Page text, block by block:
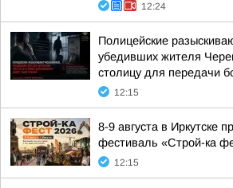
12:24
Полицейские
убедивших жителя
столицу для передачи
12:15
8-9 августа в Иркутске
фестиваль «Строй-ка
12:15